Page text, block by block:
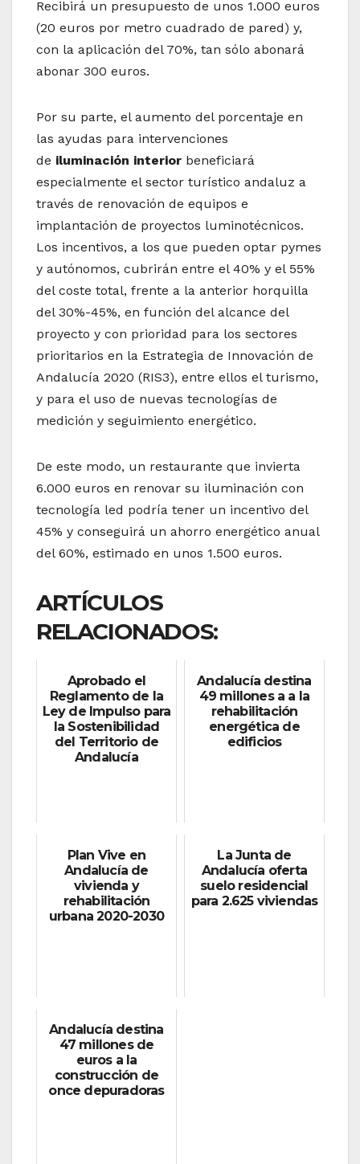
Recibirá un presupuesto de unos 1.000 euros
(20 euros por metro cuadrado de pared) y,
con la aplicación del 70%, tan sólo abonará
abonar 300 euros.
Por su parte, el aumento del porcentaje en
las ayudas para intervenciones
de iluminación interior beneficiará
especialmente el sector turístico andaluz a
través de renovación de equipos e
implantación de proyectos luminotécnicos.
Los incentivos, a los que pueden optar pymes
y autónomos, cubrirán entre el 40% y el 55%
del coste total, frente a la anterior horquilla
del 30%-45%, en función del alcance del
proyecto y con prioridad para los sectores
prioritarios en la Estrategia de Innovación de
Andalucía 2020 (RIS3), entre ellos el turismo,
y para el uso de nuevas tecnologías de
medición y seguimiento energético.
De este modo, un restaurante que invierta
6.000 euros en renovar su iluminación con
tecnología led podría tener un incentivo del
45% y conseguirá un ahorro energético anual
del 60%, estimado en unos 1.500 euros.
ARTÍCULOS
RELACIONADOS:
Aprobado el
Reglamento de la
Ley de Impulso para
la Sostenibilidad
del Territorio de
Andalucía
Andalucía destina
49 millones a a la
rehabilitación
energética de
edificios
Plan Vive en
Andalucía de
vivienda y
rehabilitación
urbana 2020-2030
La Junta de
Andalucía oferta
suelo residencial
para 2.625 viviendas
Andalucía destina
47 millones de
euros a la
construcción de
once depuradoras